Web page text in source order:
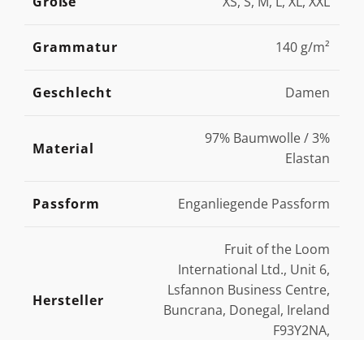
Grammatur 140 g/m²
Geschlecht Damen
Material
97% Baumwolle / 3%
Elastan
Passform Enganliegende Passform
Hersteller
Fruit of the Loom
International Ltd., Unit 6,
Lsfannon Business Centre,
Buncrana, Donegal, Ireland
F93Y2NA,